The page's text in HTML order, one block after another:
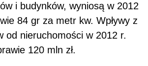
i budynków, wyniosą w 2012
84 gr za metr kw. Wpływy z
od nieruchomości w 2012 r.
120 mln zł.